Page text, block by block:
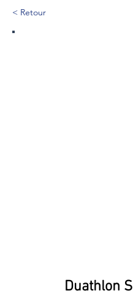
< Retour
Duathlon S